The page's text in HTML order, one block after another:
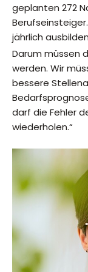
geplanten 272
jährlich
Darum müssen
werden. Wir
bessere
darf die Fehler
wiederholen.“